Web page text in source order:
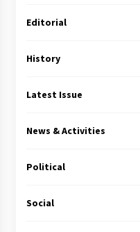
Editorial
History
Latest Issue
News & Activities
Political
Social